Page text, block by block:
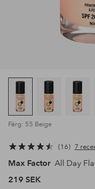
Färg: 55 Beige
16 7
Max Factor All Day
219 SEK